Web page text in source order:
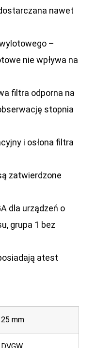
nawet
–
nie wpływa na
filtra odporna na
stopnia
i osłona filtra
zatwierdzone
dla urządzeń o
grupa 1 bez
atest
25 mm
DVGW